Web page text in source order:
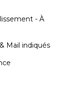
- À
Mail indiqués